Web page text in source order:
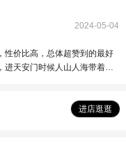
2024-05-04
性价比高，总体超赞到的最好
进天安门时候人山人海带着我
进店逛逛